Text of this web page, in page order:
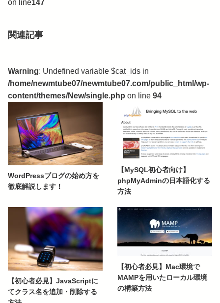
on line147
関連記事
Warning: Undefined variable $cat_ids in
/home/newmtube07/newmtube07.com/public_html/wp-
content/themes/New/single.php on line 94
WordPressブログの始め方を
徹底解説します！
【MySQL初心者向け】
phpMyAdminの日本語化する
方法
【初心者必見】JavaScriptに
てクラス名を追加・削除する
【初心者必見】Mac環境で
MAMPを用いたローカル環境
の構築方法